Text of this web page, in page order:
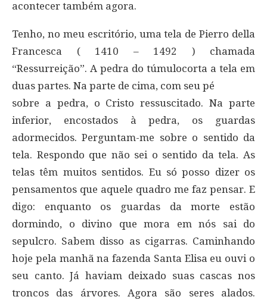
acontecer também agora.
Tenho, no meu escritório, uma tela de Pierro della
Francesca ( 1410 – 1492 ) chamada
“Ressurreição”. A pedra do túmulocorta a tela em
duas partes. Na parte de cima, com seu pé
sobre a pedra, o Cristo ressuscitado. Na parte
inferior, encostados à pedra, os guardas
adormecidos. Perguntam-me sobre o sentido da
tela. Respondo que não sei o sentido da tela. As
telas têm muitos sentidos. Eu só posso dizer os
pensamentos que aquele quadro me faz pensar. E
digo: enquanto os guardas da morte estão
dormindo, o divino que mora em nós sai do
sepulcro. Sabem disso as cigarras. Caminhando
hoje pela manhã na fazenda Santa Elisa eu ouvi o
seu canto. Já haviam deixado suas cascas nos
troncos das árvores. Agora são seres alados.